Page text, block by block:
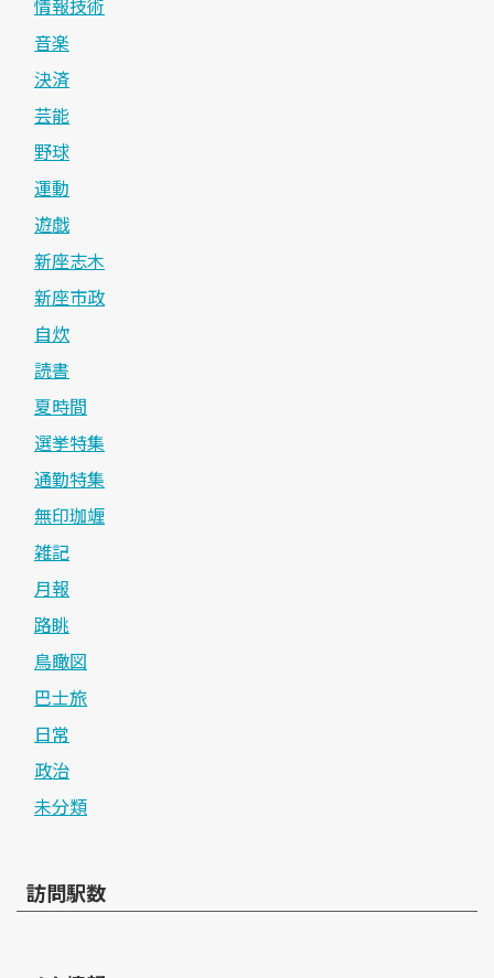
音楽
決済
芸能
野球
運動
遊戯
新座志木
新座市政
自炊
読書
夏時間
選挙特集
通勤特集
無印珈竰
雑記
月報
路眺
鳥瞰図
巴士旅
日常
政治
未分類
訪問駅数